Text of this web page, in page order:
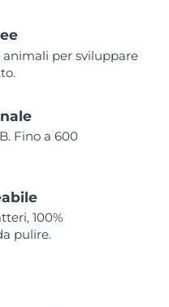
per sviluppare
Fino a 600
100%
pulire.